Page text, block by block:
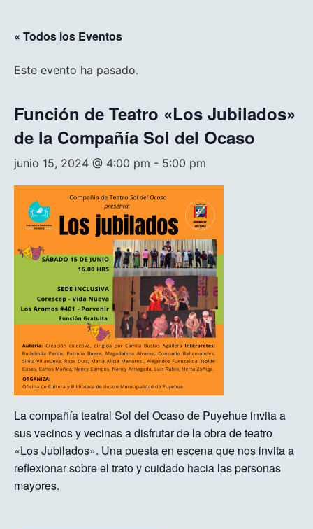
« Todos los Eventos
Este evento ha pasado.
Función de Teatro «Los Jubilados»
de la Compañía Sol del Ocaso
junio 15, 2024 @ 4:00 pm - 5:00 pm
La compañía teatral Sol del Ocaso de Puyehue invita a
sus vecinos y vecinas a disfrutar de la obra de teatro
«Los Jubilados». Una puesta en escena que nos invita a
reflexionar sobre el trato y cuidado hacia las personas
mayores.